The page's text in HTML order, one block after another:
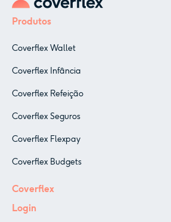
Produtos
Coverflex Wallet
Coverflex Infância
Coverflex Refeição
Coverflex Seguros
Coverflex Flexpay
Coverflex Budgets
Coverflex
Login